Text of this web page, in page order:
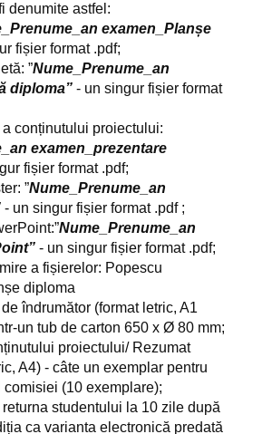
denumite astfel:
examen_Planșe
fișier format .pdf;
”Nume_Prenume_ an
diploma” - un singur fișier format
conținutului proiectului:
examen_prezentare
fișier format .pdf;
”Nume_Prenume_an
- un singur fișier format .pdf ;
Nume_Prenume_an
- un singur fișier format .pdf;
a fișierelor: Popescu​
diploma
îndrumător (format letric, A1
un tub de carton 650 x Ø 80 mm;
proiectului/ Rezumat
A4) - câte un exemplar pentru
(10 exemplare);
studentului la 10 zile după
ca varianta electronică predată